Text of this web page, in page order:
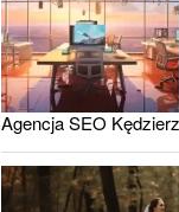
Agencja SEO